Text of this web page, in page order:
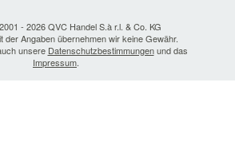
- 2026 QVC Handel S.à r.l. & Co. KG
der Angaben übernehmen wir keine Gewähr.
unsere Datenschutzbestimmungenund das
Impressum.